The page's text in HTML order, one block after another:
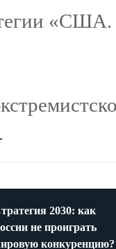
2030: как
не проиграть
конкуренцию?